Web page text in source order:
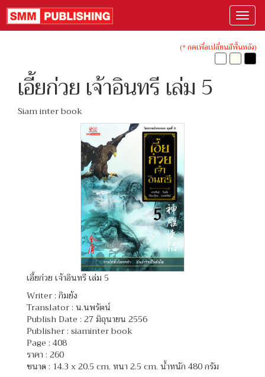
(* กดเพื่อเปลี่ยนสีพื้นหลัง)
เอี้ยก่วย เจ้าอินทรี เล่ม 5
Siam inter book
เอี้ยก่วย เจ้าอินทรี เล่ม 5
Writer : กิมย้ง
Translator : น.นพรัตน์
Publish Date : 27 มิถุนายน 2556
Publisher : siaminter book
Page : 408
ราคา : 260
ขนาด : 14.3 x 20.5 cm. หนา 2.5 cm. น้ำหนัก 480 กรัม